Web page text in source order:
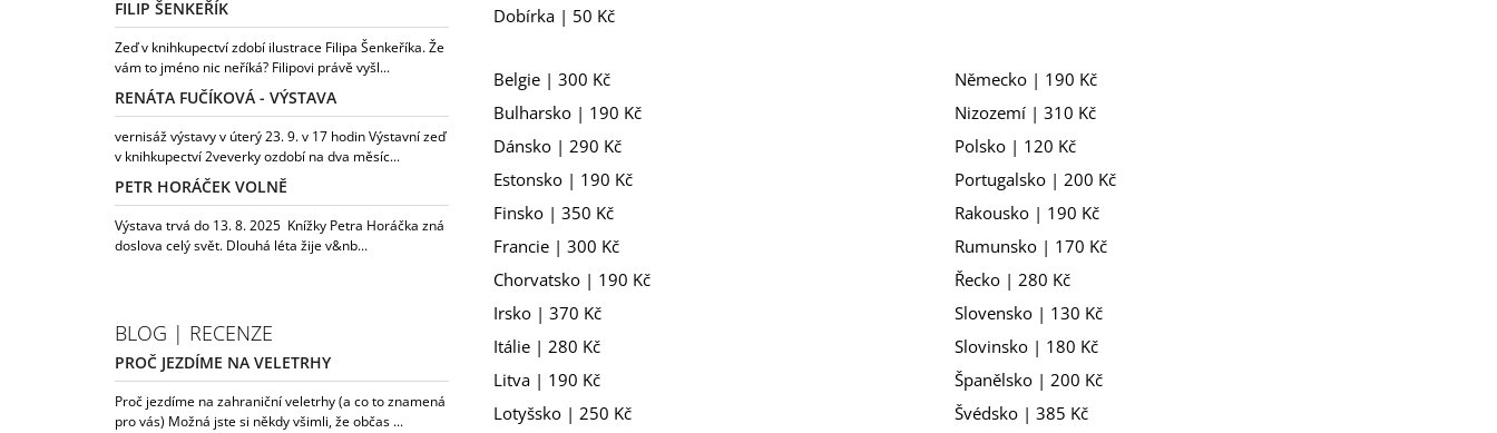
FILIP ŠENKEŘÍK
Zeď v knihkupectví zdobí ilustrace Filipa Šenkeříka. Že
vám to jméno nic neříká? Filipovi právě vyšl...
RENÁTA FUČÍKOVÁ - VÝSTAVA
vernisáž výstavy v úterý 23. 9. v 17 hodin Výstavní zeď
v knihkupectví 2veverky ozdobí na dva měsíc...
PETR HORÁČEK VOLNĚ
Výstava trvá do 13. 8. 2025 Knížky Petra Horáčka zná
doslova celý svět. Dlouhá léta žije v&nb...
BLOG | RECENZE
PROČ JEZDÍME NA VELETRHY
Proč jezdíme na zahraniční veletrhy (a co to znamená
pro vás) Možná jste si někdy všimli, že občas ...
Dobírka | 50 Kč
Belgie | 300 Kč
Bulharsko | 190 Kč
Dánsko | 290 Kč
Estonsko | 190 Kč
Finsko | 350 Kč
Francie | 300 Kč
Chorvatsko | 190 Kč
Irsko | 370 Kč
Itálie | 280 Kč
Litva | 190 Kč
Lotyšsko | 250 Kč
Německo | 190 Kč
Nizozemí | 310 Kč
Polsko | 120 Kč
Portugalsko | 200 Kč
Rakousko | 190 Kč
Rumunsko | 170 Kč
Řecko | 280 Kč
Slovensko | 130 Kč
Slovinsko | 180 Kč
Španělsko | 200 Kč
Švédsko | 385 Kč